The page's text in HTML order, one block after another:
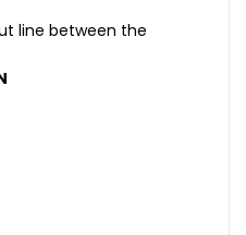
line between the